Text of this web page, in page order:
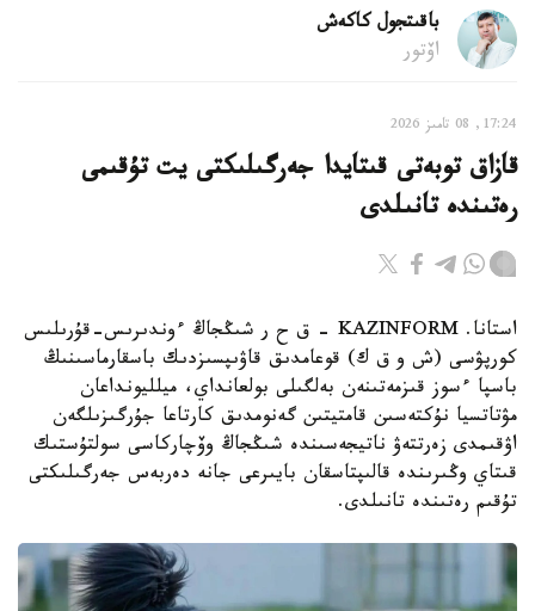
باقىتجول كاكەش
اۆتور
17:24, 08 تامىز 2026
قازاق توبەتى قىتايدا جەرگىلىكتى يت تۇقىمى
رەتىندە تانىلدى
استانا. KAZINFORM – ق ح ر شىڭجاڭ ءوندىرىس-قۇرىلىس
كورپۋسى (ش و ق ك) قوعامدىق قاۋىپسىزدىك باسقارماسىنىڭ
باسپا ءسوز قىزمەتىنەن بەلگىلى بولعانداي، ميلليونداعان
مۋتاتسيا نۇكتەسىن قامتيتىن گەنومدىق كارتاعا جۇرگىزىلگەن
اۋقىمدى زەرتتەۋ ناتيجەسىندە شىڭجاڭ وۆچاركاسى سولتۇستىك
قىتاي وڭىرىندە قالىپتاسقان بايىرعى جانە دەربەس جەرگىلىكتى
تۇقىم رەتىندە تانىلدى.